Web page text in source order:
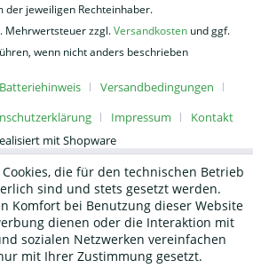
der jeweiligen Rechteinhaber.
Mehrwertsteuer zzgl.Versandkosten und ggf.
wenn nicht anders beschrieben
Batteriehinweis
Versandbedingungen
Impressum
Kontakt
mit Shopware
die für den technischen Betrieb
sind und stets gesetzt werden.
Komfort bei Benutzung dieser Website
dienen oder die Interaktion mit
sozialen Netzwerken vereinfachen
mit Ihrer Zustimmung gesetzt.